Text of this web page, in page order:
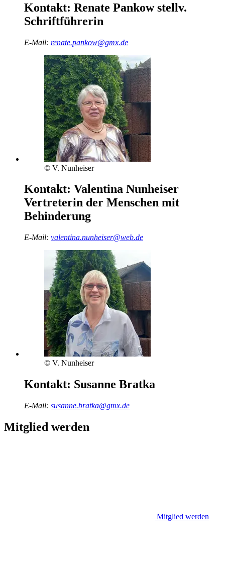
Kontakt: Renate Pankowstellv.
Schriftführerin
E-Mail: renate.pankow@gmx.de
© V. Nunheiser
Kontakt: Valentina Nunheiser
Vertreterin der Menschen mit
Behinderung
E-Mail: valentina.nunheiser@web.de
© V. Nunheiser
Kontakt: Susanne Bratka
E-Mail: susanne.bratka@gmx.de
Mitglied werden
Mitglied werden